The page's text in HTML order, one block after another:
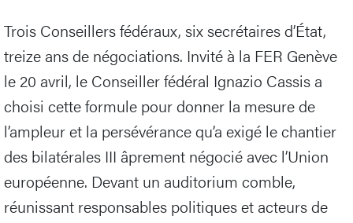
Trois Conseillers fédéraux, six secrétaires d’État,
treize ans de négociations. Invité à la FER Genève
le 20 avril, le Conseiller fédéral Ignazio Cassis a
choisi cette formule pour donner la mesure de
l’ampleur et la persévérance qu’a exigé le chantier
des bilatérales III âprement négocié avec l’Union
européenne. Devant un auditorium comble,
réunissant responsables politiques et acteurs de